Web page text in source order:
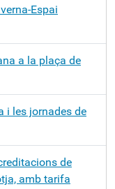
Espai
a la plaça de
i les jornades de
de
amb tarifa